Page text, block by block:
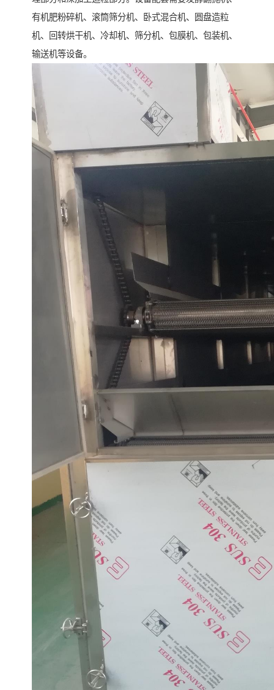
有机肥粉碎机、滚筒筛分机、卧式混合机、圆盘造粒
机、回转烘干机、冷却机、筛分机、包膜机、包装机、
输送机等设备。